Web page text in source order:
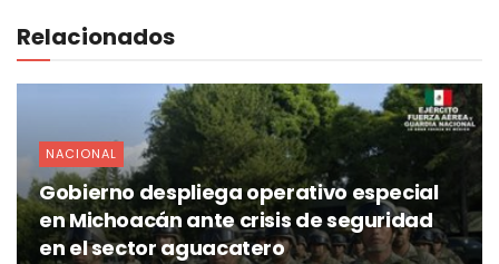
Relacionados
NACIONAL
Gobierno despliega operativo especial
en Michoacán ante crisis de seguridad
en el sector aguacatero